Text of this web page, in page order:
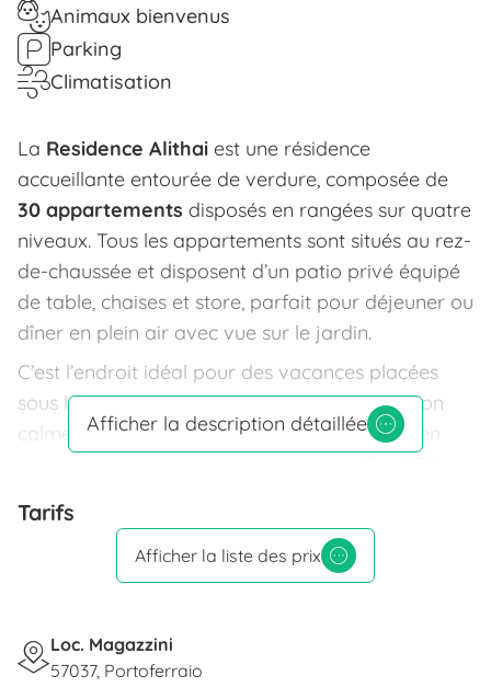
Animaux bienvenus
Parking
Climatisation
La Residence Alithai est une résidence
accueillante entourée de verdure, composée de
30 appartements disposés en rangées sur quatre
niveaux. Tous les appartements sont situés au rez-
de-chaussée et disposent d’un patio privé équipé
de table, chaises et store, parfait pour déjeuner ou
dîner en plein air avec vue sur le jardin.
C’est l’endroit idéal pour des vacances placées
sous le signe de la détente, grâce à sa situation
calme et en hauteur, loin de l’agitation, mais en
de Portoferraio,point d’arrivée des ferries, et en
seulement 10 à 20 minutes de voiture, vous
pouvez rejoindre de charmants villages comme
nombreuses plages parmi les plus belles de l’île.
Quand on préfère rester sur place, la résidence
Afficher la description détaillée
Tarifs
Afficher la liste des prix
Loc. Magazzini
57037, Portoferraio